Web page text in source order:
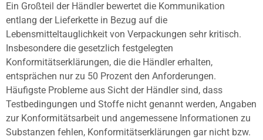
Ein Großteil der Händler bewertet die Kommunikation
entlang der Lieferkette in Bezug auf die
Lebensmitteltauglichkeit von Verpackungen sehr kritisch.
Insbesondere die gesetzlich festgelegten
Konformitätserklärungen, die die Händler erhalten,
entsprächen nur zu 50 Prozent den Anforderungen.
Häufigste Probleme aus Sicht der Händler sind, dass
Testbedingungen und Stoffe nicht genannt werden, Angaben
zur Konformitätsarbeit und angemessene Informationen zu
Substanzen fehlen, Konformitätserklärungen gar nicht bzw.